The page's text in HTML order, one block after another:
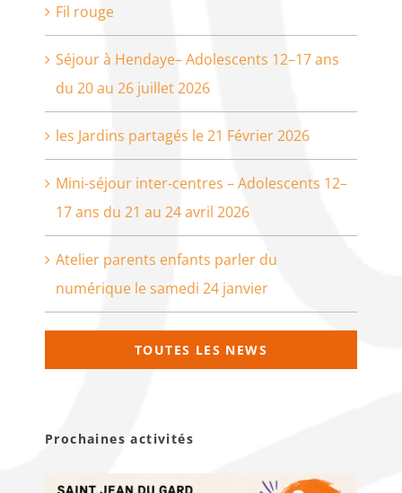
Fil rouge
Séjour à Hendaye– Adolescents 12–17 ans
du 20 au 26 juillet 2026
les Jardins partagés le 21 Février 2026
Mini-séjour inter-centres – Adolescents 12–
17 ans du 21 au 24 avril 2026
Atelier parents enfants parler du
numérique le samedi 24 janvier
TOUTES LES NEWS
Prochaines activités